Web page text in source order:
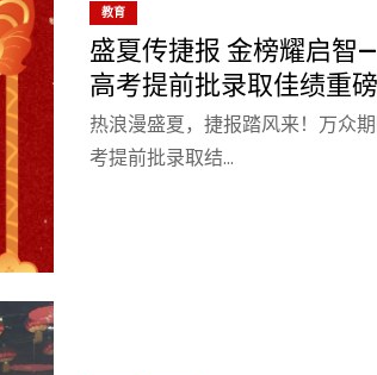
教育
盛夏传捷报 金榜耀启智
高考提前批录取佳绩重
热浪漫盛夏，捷报踏风来！万众
考提前批录取结…